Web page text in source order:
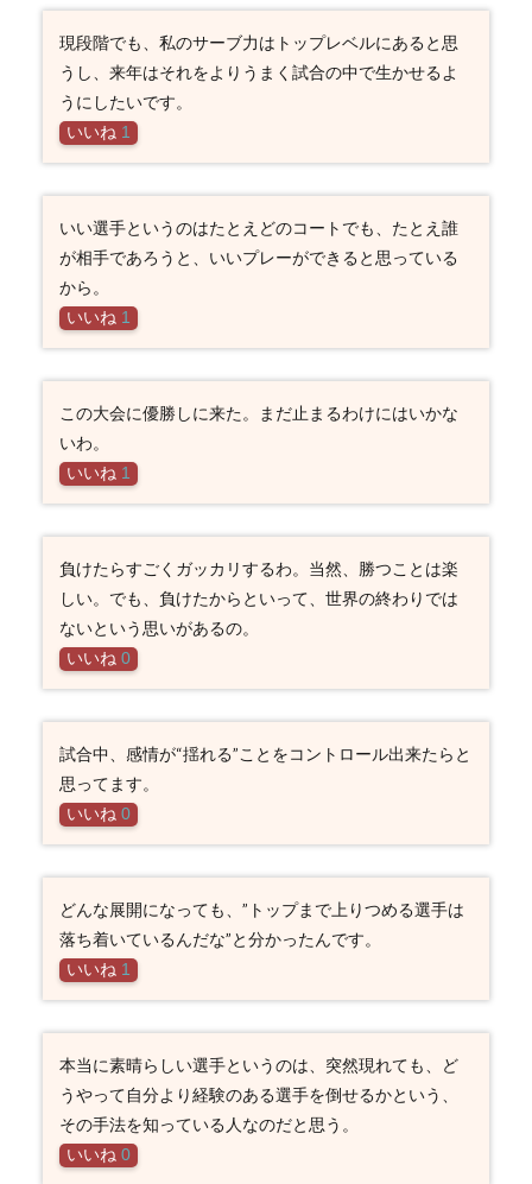
現段階でも、私のサーブ力はトップレベルにあると思
うし、来年はそれをよりうまく試合の中で生かせるよ
うにしたいです。
いいね 1
いい選手というのはたとえどのコートでも、たとえ誰
が相手であろうと、いいプレーができると思っている
から。
いいね 1
この大会に優勝しに来た。まだ止まるわけにはいかな
いわ。
いいね 1
負けたらすごくガッカリするわ。当然、勝つことは楽
しい。でも、負けたからといって、世界の終わりでは
ないという思いがあるの。
いいね 0
試合中、感情が“揺れる”ことをコントロール出来たらと
思ってます。
いいね 0
どんな展開になっても、”トップまで上りつめる選手は
落ち着いているんだな”と分かったんです。
いいね 1
本当に素晴らしい選手というのは、突然現れても、ど
うやって自分より経験のある選手を倒せるかという、
その手法を知っている人なのだと思う。
いいね 0